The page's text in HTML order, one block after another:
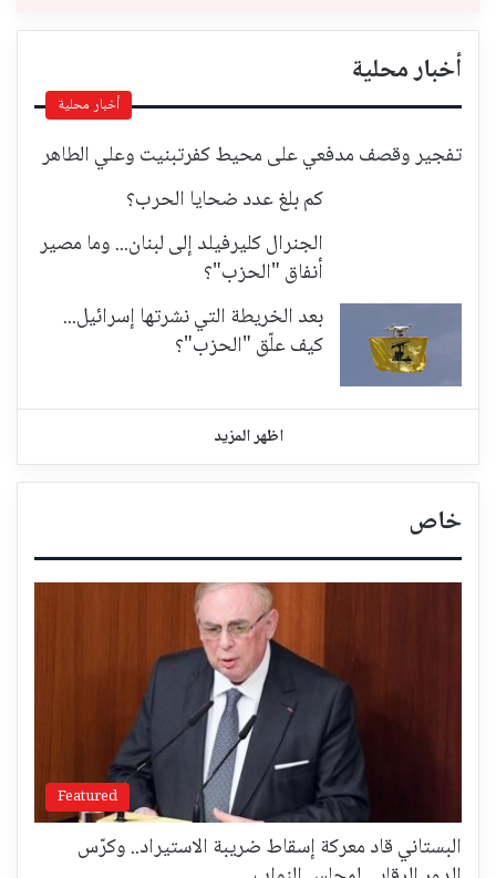
أخبار محلية
أخبار محلية
تفجير وقصف مدفعي على محيط كفرتبنيت وعلي الطاهر
كم بلغ عدد ضحايا الحرب؟
الجنرال كليرفيلد إلى لبنان... وما مصير
أنفاق "الحزب"؟
بعد الخريطة التي نشرتها إسرائيل...
كيف علّق "الحزب"؟
اظهر المزيد
خاص
Featured
البستاني قاد معركة إسقاط ضريبة الاستيراد.. وكرّس